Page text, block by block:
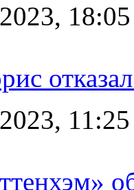
18:05
11:25